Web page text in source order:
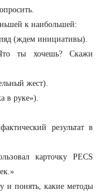
к наибольшей:
(ждем инициативы).
ты хочешь? Скажи
жест).
в руке»).
результат в
карточку PECS
и понять, какие методы